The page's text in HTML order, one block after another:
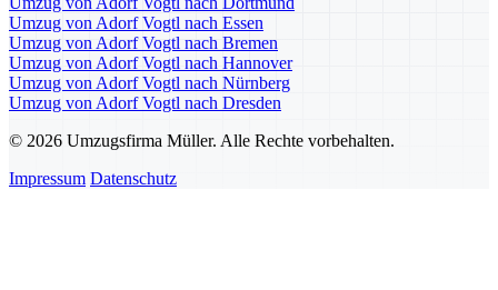
Umzug von Adorf Vogtl nach Essen
Umzug von Adorf Vogtl nach Bremen
Umzug von Adorf Vogtl nach Hannover
Umzug von Adorf Vogtl nach Nürnberg
Umzug von Adorf Vogtl nach Dresden
© 2026 Umzugsfirma Müller. Alle Rechte vorbehalten.
Impressum Datenschutz